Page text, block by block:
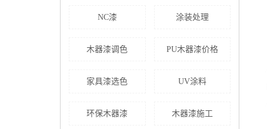
NC漆 涂装处理
木器漆调色 PU木器漆价格
家具漆选色 UV涂料
环保木器漆 木器漆施工